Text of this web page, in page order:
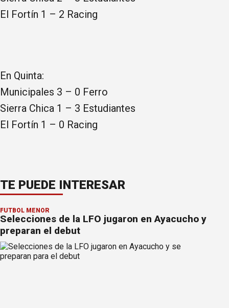
El Fortín 1 – 2 Racing
En Quinta:
Municipales 3 – 0 Ferro
Sierra Chica 1 – 3 Estudiantes
El Fortín 1 – 0 Racing
TE PUEDE INTERESAR
FÚTBOL MENOR
Selecciones de la LFO jugaron en Ayacucho y
preparan el debut